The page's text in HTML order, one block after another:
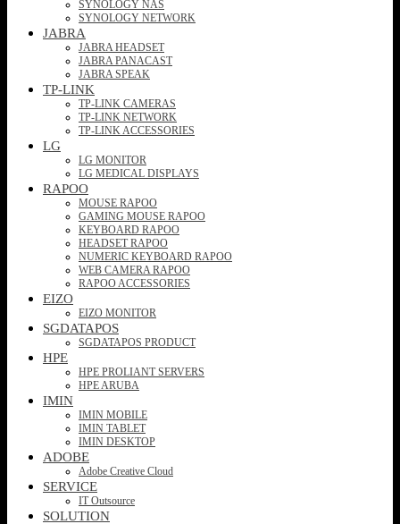
SYNOLOGY NAS
SYNOLOGY NETWORK
JABRA
JABRA HEADSET
JABRA PANACAST
JABRA SPEAK
TP-LINK
TP-LINK CAMERAS
TP-LINK NETWORK
TP-LINK ACCESSORIES
LG
LG MONITOR
LG MEDICAL DISPLAYS
RAPOO
MOUSE RAPOO
GAMING MOUSE RAPOO
KEYBOARD RAPOO
HEADSET RAPOO
NUMERIC KEYBOARD RAPOO
WEB CAMERA RAPOO
RAPOO ACCESSORIES
EIZO
EIZO MONITOR
SGDATAPOS
SGDATAPOS PRODUCT
HPE
HPE PROLIANT SERVERS
HPE ARUBA
IMIN
IMIN MOBILE
IMIN TABLET
IMIN DESKTOP
ADOBE
Adobe Creative Cloud
SERVICE
IT Outsource
SOLUTION